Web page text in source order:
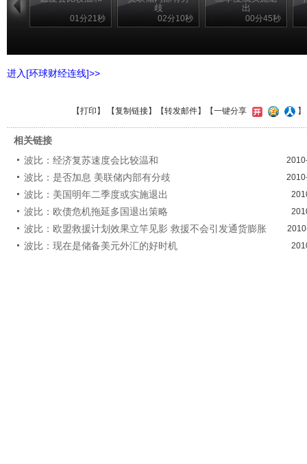
01分21秒
歧
02分10秒
出
00分45秒
进入[环球财经连线]>>
【打印 】 【复制链接】【转发邮件】【一键分享 】
相关链接
波比：经济复苏速度会比较温和
波比：是否加息 美联储内部有分歧
波比：美国明年二季度或实施退出
波比：欧债危机拖延多国退出策略
波比：欧盟救援计划效果立竿见影 救援不会引发通货膨胀
波比：现在是储备美元外汇的好时机